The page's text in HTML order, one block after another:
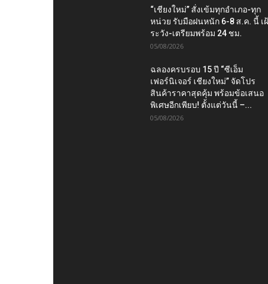
“เชียงใหม่” สั่งเข้มทุกอำเภอ-ทุก
หน่วย รับมือฝนหนัก 6-8 ส.ค. นี้ เ
ระวัง-เตรียมพร้อม 24 ชม.
05/08/2026
ฉลองครบรอบ 15 ปี “ซีเอ็ม
เฟอร์นิเจอร์ เชียงใหม่” จัดโปร
สินค้าราคาสุดคุ้ม พร้อมข้อเสนอ
พิเศษอีกเพียบ! ตั้งแต่วันนี้ –...
05/08/2026